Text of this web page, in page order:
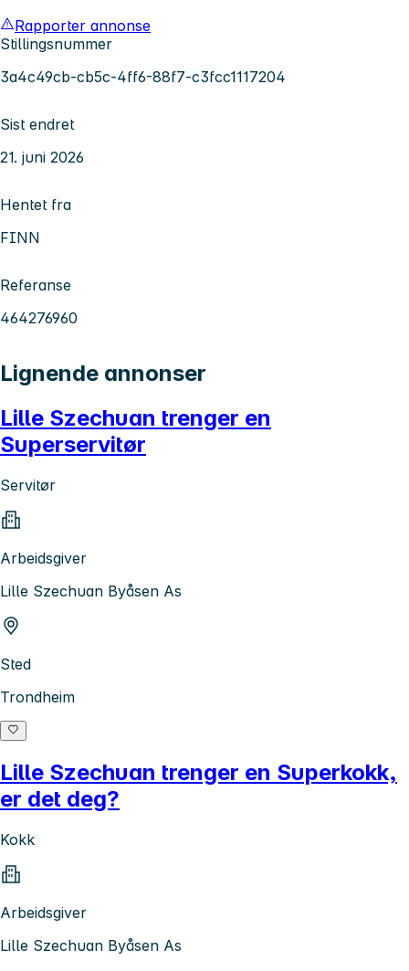
Rapporter annonse
Stillingsnummer
3a4c49cb-cb5c-4ff6-88f7-c3fcc1117204
Sist endret
21. juni 2026
Hentet fra
FINN
Referanse
464276960
Lignende annonser
Lille Szechuan trenger en
Superservitør
Servitør
Arbeidsgiver
Lille Szechuan Byåsen As
Sted
Trondheim
Lille Szechuan trenger en Superkokk,
er det deg?
Kokk
Arbeidsgiver
Lille Szechuan Byåsen As